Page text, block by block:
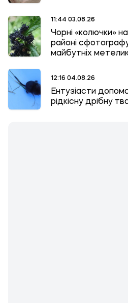
11:44 03.08.26
Чорні «колючки»
районі
майбутніх
12:16 04.08.26
Ентузіасти
рідкісну дрібну